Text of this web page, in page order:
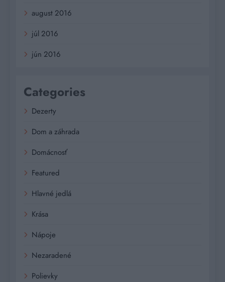
august 2016
júl 2016
jún 2016
Categories
Dezerty
Dom a záhrada
Domácnosť
Featured
Hlavné jedlá
Krása
Nápoje
Nezaradené
Polievky